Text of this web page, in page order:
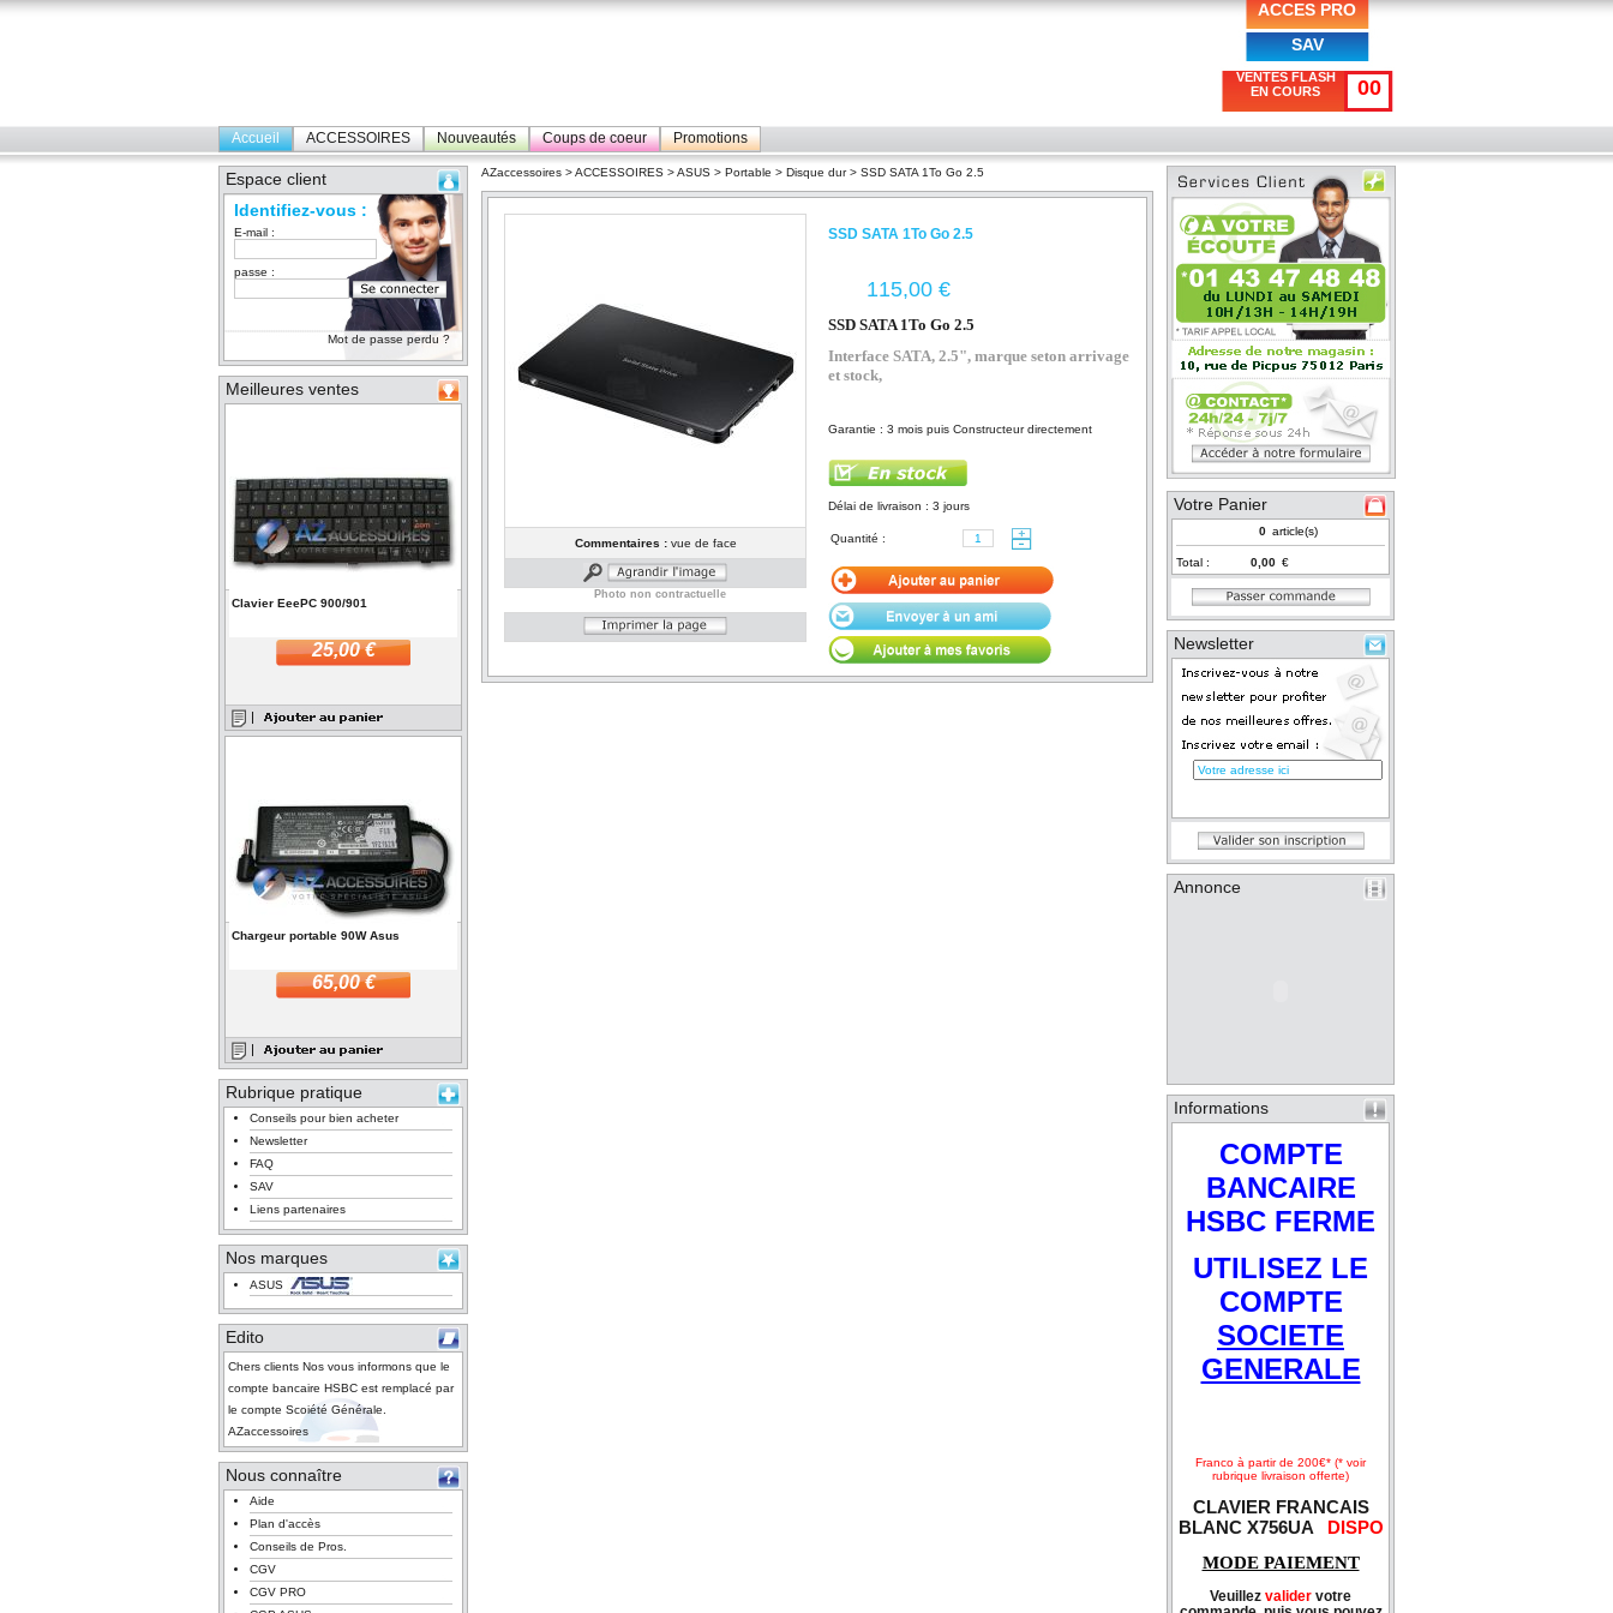
ACCES PRO
SAV
VENTES FLASH
EN COURS
00
Accueil ACCESSOIRES Nouveautés Coups de coeur Promotions
Espace client
Identifiez-vous :
E-mail :
passe :
Mot de passe perdu ?
Meilleures ventes
Clavier EeePC 900/901
25,00 €
Chargeur portable 90W Asus
65,00 €
Rubrique pratique
Conseils pour bien acheter
Newsletter
FAQ
SAV
Liens partenaires
Nos marques
ASUS
Edito
Chers clients Nos vous informons que le
compte bancaire HSBC est remplacé par
le compte Scoiété Générale.
AZaccessoires
Nous connaître
Aide
Plan d'accès
Conseils de Pros.
CGV
CGV PRO
AZaccessoires >ACCESSOIRES >ASUS > Portable > Disque dur> SSD SATA 1To Go 2.5
Commentaires :vue de face
Photo non contractuelle
SSD SATA 1To Go 2.5
€
SSD SATA 1To Go 2.5
Interface SATA, 2.5", marque seton arrivage
et stock,
Garantie : 3 mois puis Constructeur directement
Délai de livraison : 3 jours
Quantité :
Votre Panier
article(s)
Total : €
Newsletter
Annonce
Informations
COMPTE
BANCAIRE
HSBC FERME
UTILISEZ LE
COMPTE
SOCIETE
GENERALE
Franco à partir de 200€* (* voir
rubrique livraison offerte)
CLAVIER FRANCAIS
BLANC X756UA DISPO
MODE PAIEMENT
Veuillez valider votre